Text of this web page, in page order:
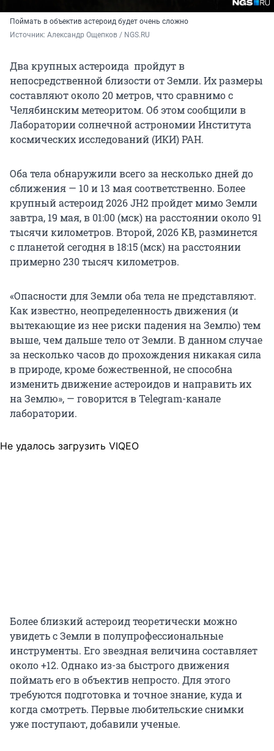
Поймать в объектив астероид будет очень сложно
Источник: Александр Ощепков / NGS.RU
Два крупных астероида пройдут в
непосредственной близости от Земли. Их размеры
составляют около 20 метров, что сравнимо с
Челябинским метеоритом. Об этом сообщили в
Лаборатории солнечной астрономии Института
космических исследований (ИКИ) РАН.
Оба тела обнаружили всего за несколько дней до
сближения — 10 и 13 мая соответственно. Более
крупный астероид 2026 JH2 пройдет мимо Земли
завтра, 19 мая, в 01:00 (мск) на расстоянии около 91
тысячи километров. Второй, 2026 KB, разминется
с планетой сегодня в 18:15 (мск) на расстоянии
примерно 230 тысяч километров.
«Опасности для Земли оба тела не представляют.
Как известно, неопределенность движения (и
вытекающие из нее риски падения на Землю) тем
выше, чем дальше тело от Земли. В данном случае
за несколько часов до прохождения никакая сила
в природе, кроме божественной, не способна
изменить движение астероидов и направить их
на Землю», — говорится в Telegram-канале
лаборатории.
Не удалось загрузить VIQEO
Более близкий астероид теоретически можно
увидеть с Земли в полупрофессиональные
инструменты. Его звездная величина составляет
около +12. Однако из-за быстрого движения
поймать его в объектив непросто. Для этого
требуются подготовка и точное знание, куда и
когда смотреть. Первые любительские снимки
уже поступают, добавили ученые.